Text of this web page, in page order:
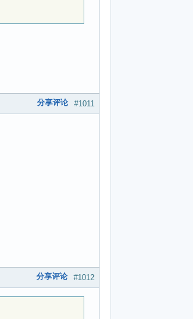
#1011
分享评论
#1012
分享评论